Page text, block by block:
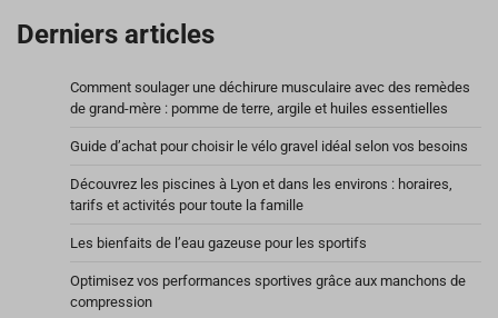
Derniers articles
Comment soulager une déchirure musculaire avec des remèdes
de grand-mère : pomme de terre, argile et huiles essentielles
Guide d’achat pour choisir le vélo gravel idéal selon vos besoins
Découvrez les piscines à Lyon et dans les environs : horaires,
tarifs et activités pour toute la famille
Les bienfaits de l’eau gazeuse pour les sportifs
Optimisez vos performances sportives grâce aux manchons de
compression